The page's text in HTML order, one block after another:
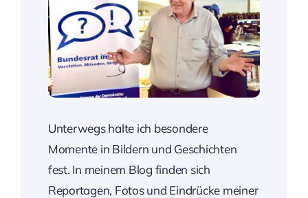
Unterwegs halte ich besondere
Momente in Bildern und Geschichten
fest. In meinem Blog finden sich
Reportagen, Fotos und Eindrücke meiner